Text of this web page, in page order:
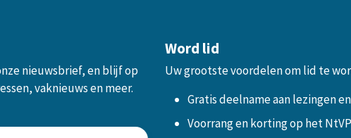
nieuwsbrief, en blijf op
vaknieuws en meer.
Word lid
Uw grootste voordelen om lid te
Gratis deelname aan lezingen
Voorrang en korting op het